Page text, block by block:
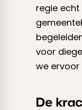
regie
voor
we ervoor
De